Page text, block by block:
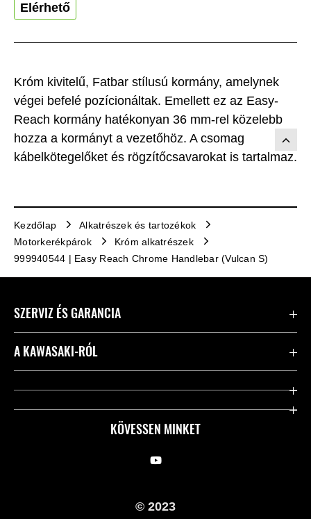
Króm kivitelű, Fatbar stílusú kormány, amelynek
végei befelé pozícionáltak. Emellett ez az Easy-
Reach kormány hatékonyan 36 mm-rel közelebb
hozza a kormányt a vezetőhöz. A csomag
kábelkötegelőket és rögzítőcsavarokat is tartalmaz.
Elérhető
Kezdőlap
Alkatrészek és tartozékok
Motorkerékpárok
Króm alkatrészek
999940544 | Easy Reach Chrome Handlebar (Vulcan S)
KÖVESSEN MINKET
SZERVIZ ÉS GARANCIA
Kapcsolat
Hasznos linkek
A KAWASAKI-RÓL
Vállalatunk
© 2023